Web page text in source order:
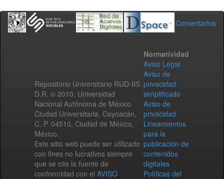
Comentarios
Repositorio Universitario RUD-IIS
D.R. © 2010. Universidad
Nacional Autónoma de México.
Ciudad Universitaria, Coyoacán,
C. P. 04510, Ciudad de México,
México.
Este sitio web puede ser utilizado
con fines no lucrativos siempre
que se cite la fuente de
conformidad con el AVISO
Normatividad
Aviso Legal
Aviso de
privacidad
simplificado
Aviso de
privacidad
Lineamientos
para la
publicación de
contenidos
digitales
Políticas del